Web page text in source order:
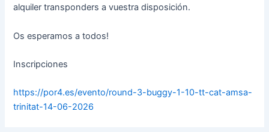
alquiler transponders a vuestra disposición.
Os esperamos a todos!
Inscripciones
https://por4.es/evento/round-3-buggy-1-10-tt-cat-amsa-
trinitat-14-06-2026